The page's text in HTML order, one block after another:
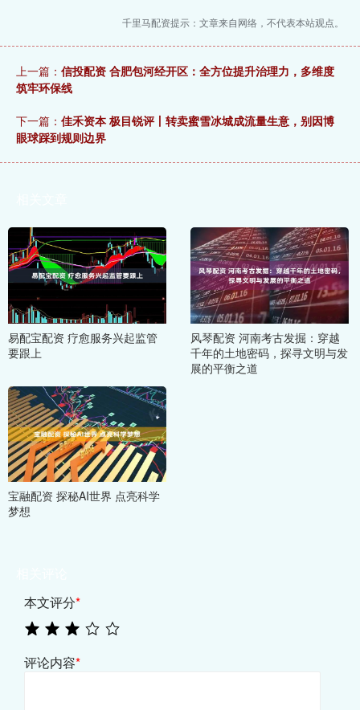
千里马配资提示：文章来自网络，不代表本站观点。
上一篇： 信投配资 合肥包河经开区：全方位提升治理力，多维度
筑牢环保线
下一篇： 佳禾资本 极目锐评丨转卖蜜雪冰城成流量生意，别因博
眼球踩到规则边界
易配宝配资 疗愈服务兴起监管
要跟上
风琴配资 河南考古发掘：穿越
千年的土地密码，探寻文明与发
展的平衡之道
宝融配资 探秘AI世界 点亮科学
梦想
本文评分*
评论内容*